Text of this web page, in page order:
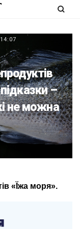
–
не можна
«Їжа моря».